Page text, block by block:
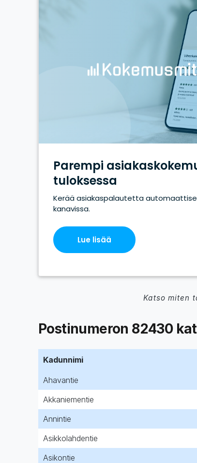
Katso miten
Postinumeron 82430
Kadunnimi
Ahavantie
Akkaniementie
Annintie
Asikkolahdentie
Asikontie